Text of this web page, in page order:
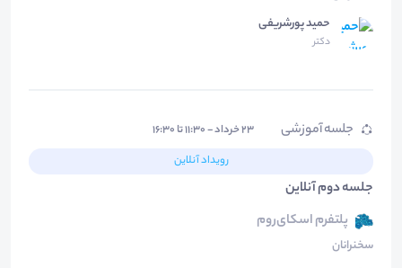
حمید پورشریفی
دکتر
جلسه آموزشی
۲۳ خرداد - ۱۱:۳۰ تا ۱۶:۳۰
رویداد آنلاین
جلسه دوم آنلاین
پلتفرم اسکای‌روم
سخنرانان